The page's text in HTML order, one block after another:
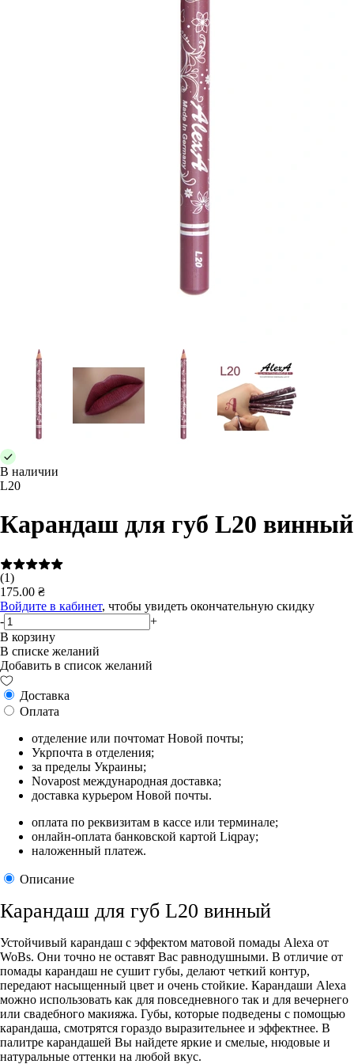
В наличии
L20
Карандаш для губ L20 винный
(1)
175.00 ₴
Войдите в кабинет, чтобы увидеть окончательную скидку
-
+
В корзину
В списке желаний
Добавить в список желаний
Доставка
Оплата
отделение или почтомат Новой почты;
Укрпочта в отделения;
за пределы Украины;
Novapost международная доставка;
доставка курьером Новой почты.
оплата по реквизитам в кассе или терминале;
онлайн-оплата банковской картой Liqpay;
наложенный платеж.
Описание
Карандаш для губ L20 винный
Устойчивый карандаш с эффектом матовой помады Alexa от
WoBs. Они точно не оставят Вас равнодушными. В отличие от
помады карандаш не сушит губы, делают четкий контур,
передают насыщенный цвет и очень стойкие. Карандаши Alexa
можно использовать как для повседневного так и для вечернего
или свадебного макияжа. Губы, которые подведены с помощью
карандаша, смотрятся гораздо выразительнее и эффектнее. В
палитре карандашей Вы найдете яркие и смелые, нюдовые и
натуральные оттенки на любой вкус.